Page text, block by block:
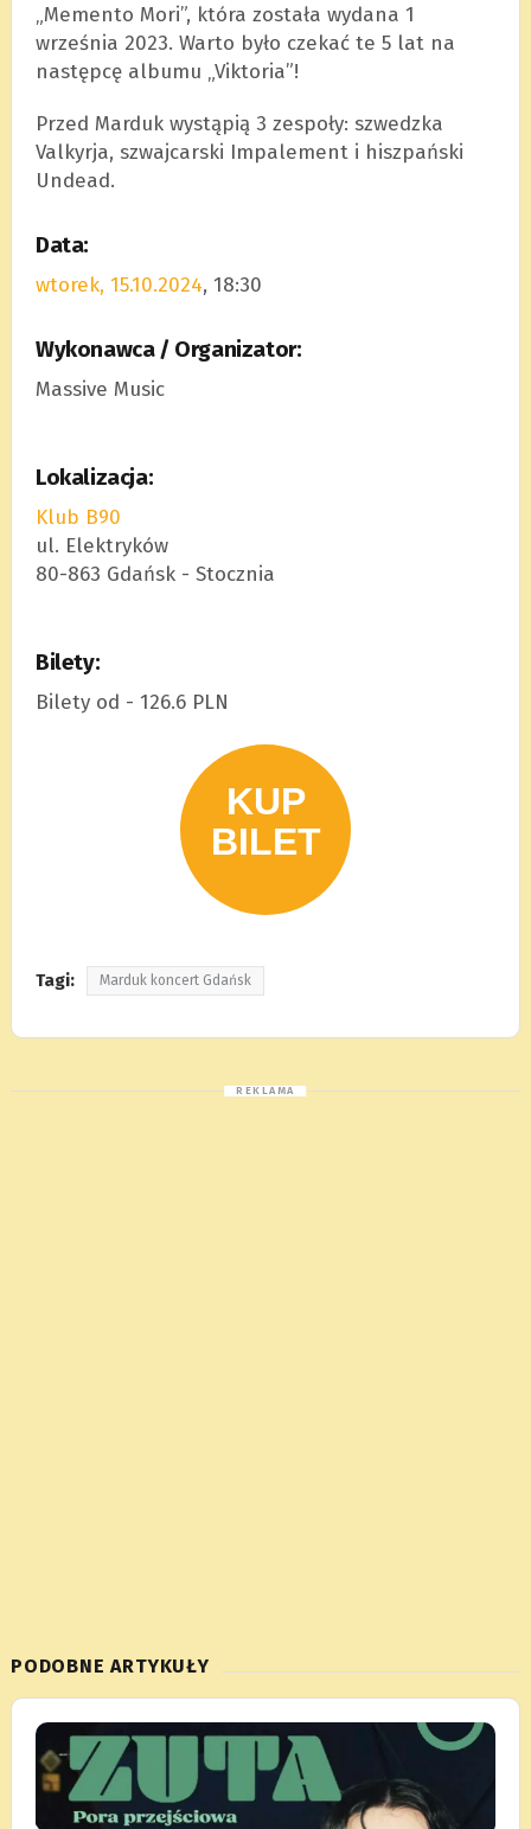
„Memento Mori”, która została wydana 1
września 2023. Warto było czekać te 5 lat na
następcę albumu „Viktoria”!
Przed Marduk wystąpią 3 zespoły: szwedzka
Valkyrja, szwajcarski Impalement i hiszpański
Undead.
Data:
wtorek, 15.10.2024, 18:30
Wykonawca / Organizator:
Massive Music
Lokalizacja:
Klub B90
ul. Elektryków
80-863 Gdańsk - Stocznia
Bilety:
Bilety od - 126.6 PLN
Tagi: Marduk koncert Gdańsk
PODOBNE ARTYKUŁY